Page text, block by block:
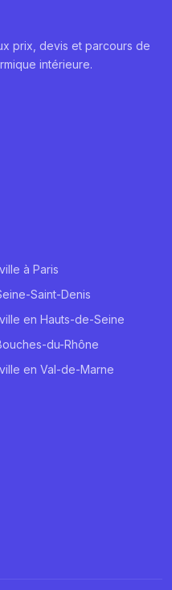
prix, devis et parcours de
intérieure.
à Paris
Saint-Denis
en Hauts-de-Seine
du-Rhône
en Val-de-Marne